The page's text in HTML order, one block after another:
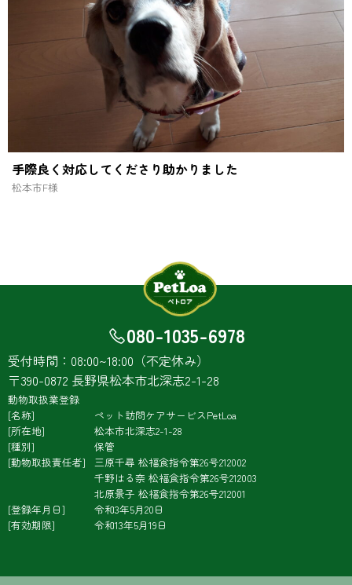
手際良く対応してくださり助かりました
松本市F様
080-1035-6978
受付時間：08:00~18:00（不定休み）
〒390-0872 長野県松本市北深志2-1-28
動物取扱業登録
名称
ペット訪問ケアサービスPetLoa
所在地
松本市北深志2-1-28
種別
保管
動物取扱責任者
三原千尋 松福食指令第26号212002
千野はる奈 松福食指令第26号212003
北原景子 松福食指令第26号212001
登録年月日
令和3年5月20日
有効期限
令和13年5月19日